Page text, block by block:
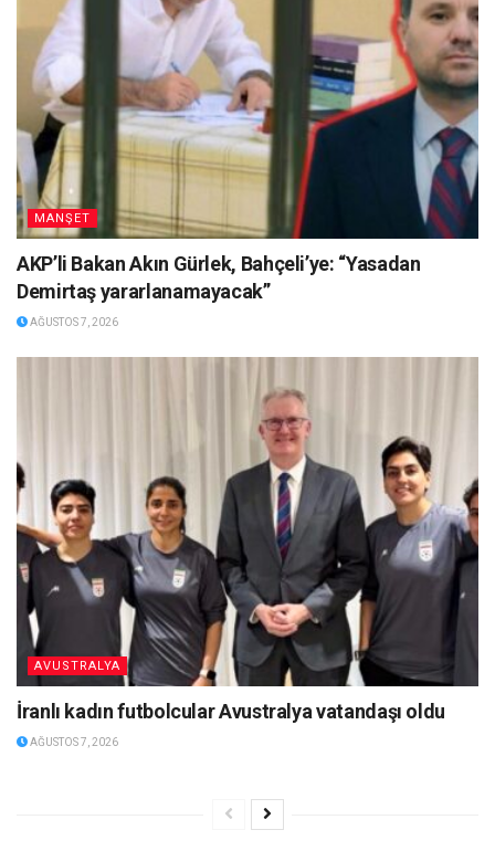
MANŞET
AKP’li Bakan Akın Gürlek, Bahçeli’ye: “Yasadan
Demirtaş yararlanamayacak”
AĞUSTOS 7, 2026
AVUSTRALYA
İranlı kadın futbolcular Avustralya vatandaşı oldu
AĞUSTOS 7, 2026